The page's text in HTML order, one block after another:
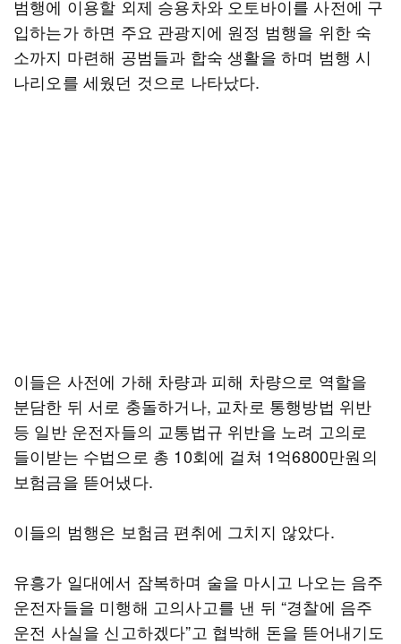
범행에 이용할 외제 승용차와 오토바이를 사전에 구
입하는가 하면 주요 관광지에 원정 범행을 위한 숙
소까지 마련해 공범들과 합숙 생활을 하며 범행 시
나리오를 세웠던 것으로 나타났다.
이들은 사전에 가해 차량과 피해 차량으로 역할을
분담한 뒤 서로 충돌하거나, 교차로 통행방법 위반
등 일반 운전자들의 교통법규 위반을 노려 고의로
들이받는 수법으로 총 10회에 걸쳐 1억6800만원의
보험금을 뜯어냈다.
이들의 범행은 보험금 편취에 그치지 않았다.
유흥가 일대에서 잠복하며 술을 마시고 나오는 음주
운전자들을 미행해 고의사고를 낸 뒤 “경찰에 음주
운전 사실을 신고하겠다”고 협박해 돈을 뜯어내기도